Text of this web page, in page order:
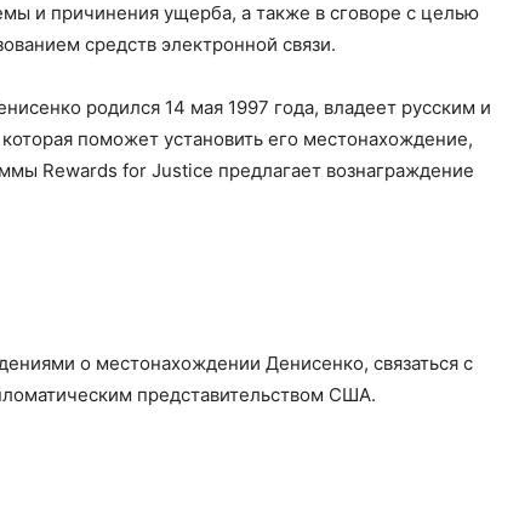
и причинения ущерба, а также в сговоре с целью
средств электронной связи.
родился 14 мая 1997 года, владеет русским и
поможет установить его местонахождение,
Rewards for Justice предлагает вознаграждение
о местонахождении Денисенко, связаться с
представительством США.